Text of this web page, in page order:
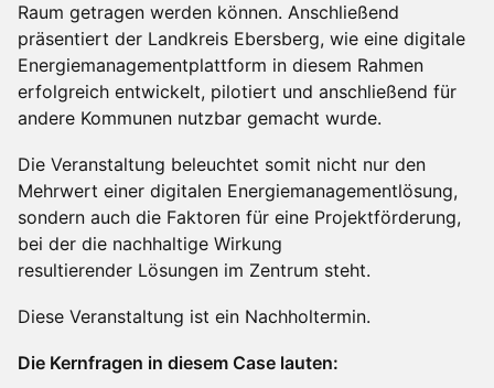
Raum getragen werden können. Anschließend
präsentiert der Landkreis Ebersberg, wie eine digitale
Energiemanagementplattform in diesem Rahmen
erfolgreich entwickelt, pilotiert und anschließend für
andere Kommunen nutzbar gemacht wurde.
Die Veranstaltung beleuchtet somit nicht nur den
Mehrwert einer digitalen Energiemanagementlösung,
sondern auch die Faktoren für eine Projektförderung,
bei der die nachhaltige Wirkung
resultierender Lösungen im Zentrum steht.
Diese Veranstaltung ist ein Nachholtermin.
Die Kernfragen in diesem Case lauten: